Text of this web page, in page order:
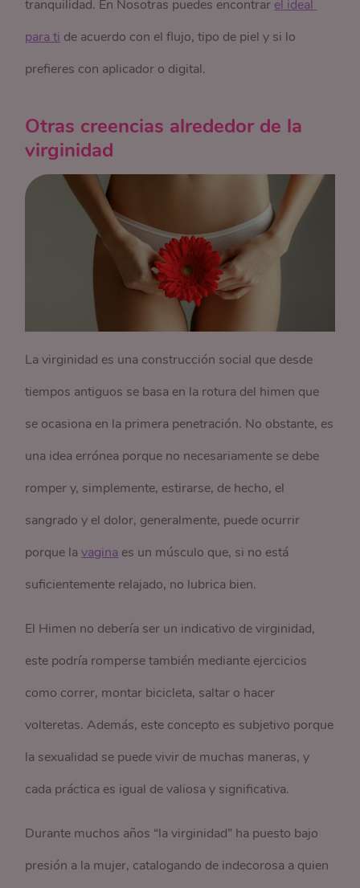
tranquilidad. En Nosotras puedes encontrar el ideal
para ti de acuerdo con el flujo, tipo de piel y si lo
prefieres con aplicador o digital.
Otras creencias alrededor de la
virginidad
La virginidad es una construcción social que desde
tiempos antiguos se basa en la rotura del himen que
se ocasiona en la primera penetración. No obstante, es
una idea errónea porque no necesariamente se debe
romper y, simplemente, estirarse, de hecho, el
sangrado y el dolor, generalmente, puede ocurrir
porque lavagina es un músculo que, si no está
suficientemente relajado, no lubrica bien.
El Himen no debería ser un indicativo de virginidad,
este podría romperse también mediante ejercicios
como correr, montar bicicleta, saltar o hacer
volteretas. Además, este concepto es subjetivo porque
la sexualidad se puede vivir de muchas maneras, y
cada práctica es igual de valiosa y significativa.
Durante muchos años “la virginidad” ha puesto bajo
presión a la mujer, catalogando de indecorosa a quien